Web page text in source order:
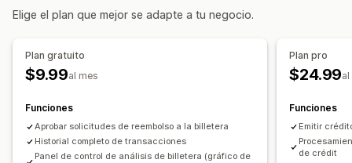
Elige el plan que mejor se adapte a tu negocio.
Plan gratuito
$9.99al mes
Funciones
Aprobar solicitudes de reembolso a la billetera
Historial completo de transacciones
Panel de control de análisis de billetera (gráfico de
Plan pro
$24.99
Funciones
Emitir
de crédit